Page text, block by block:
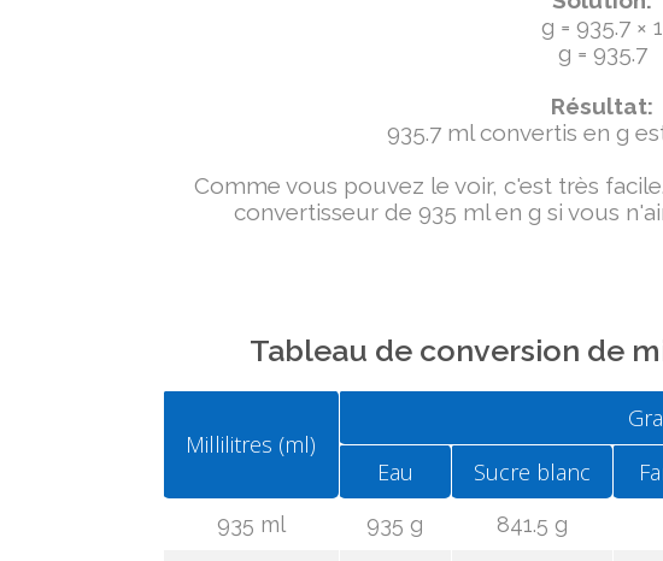
g = 935.7 × 1
g = 935.7
Résultat:
935.7 ml convertis en g
Comme vous pouvez le voir, c'est très
convertisseur de 935 ml en g si vous
Tableau de conversion de
Millilitres (ml)
Eau
Sucre blanc
935 ml 935 g 841.5 g